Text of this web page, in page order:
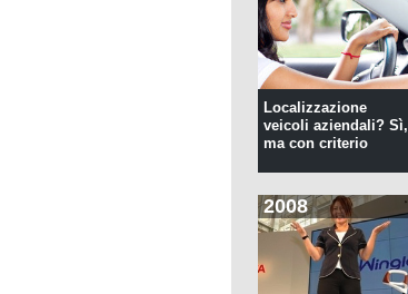
Localizzazione
veicoli aziendali? Sì,
ma con criterio
2008